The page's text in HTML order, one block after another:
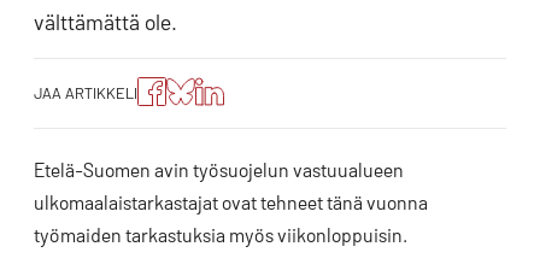
välttämättä ole.
JAA ARTIKKELI
Jaa
artikkeli
Facebookissa
Jaa
artikkeli
Blueskyssa
Jako:
Jaa
artikkeli
Etelä-Suomen avin työsuojelun vastuualueen
ulkomaalaistarkastajat ovat tehneet tänä vuonna
työmaiden tarkastuksia myös viikonloppuisin.